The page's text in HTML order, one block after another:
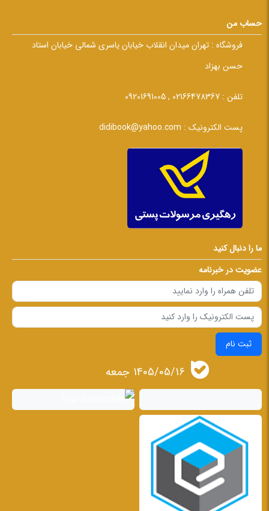
حساب من
فروشگاه : تهران میدان انقلاب خیابان یاسری شمالی خیابان استاد
حسن بهزاد
تلفن : 02166478367 , 09201691005
پست الکترونیک : didibook@yahoo.com
ما را دنبال کنید
عضویت در خبرنامه
ثبت نام
1405/05/16 جمعه